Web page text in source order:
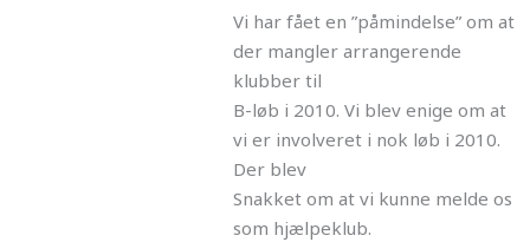
Vi har fået en ”påmindelse” om at
der mangler arrangerende
klubber til
B-løb i 2010. Vi blev enige om at
vi er involveret i nok løb i 2010.
Der blev
Snakket om at vi kunne melde os
som hjælpeklub.